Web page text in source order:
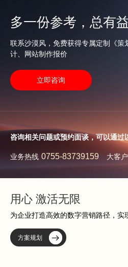
多一份参考，总有
联系沙漠风，免费获得专属定制《策
计、网站制作报价
立即咨询
咨询相关问题或预约面谈，可以通过
业务热线 0755-83739159 大客
用心 激活无限
为企业打造高效的数字营销路径，实
方案规划